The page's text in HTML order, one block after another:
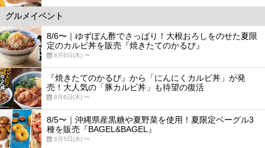
グルメイベント
8/6〜｜ゆずぽん酢でさっぱり！大根おろしをのせた夏限
定のカルビ丼を販売『焼きたてのかるび』
8月6日(木) 〜
『焼きたてのかるび』から「にんにくカルビ丼」が発
売！大人気の「豚カルビ丼」も待望の復活
8月6日(木) 〜
8/5〜｜沖縄県産黒糖や夏野菜を使用！夏限定ベーグル3
種を販売『BAGEL&BAGEL』
8月5日(水) 〜